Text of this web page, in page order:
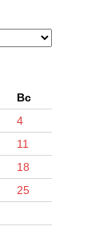
Вс
4
11
18
25